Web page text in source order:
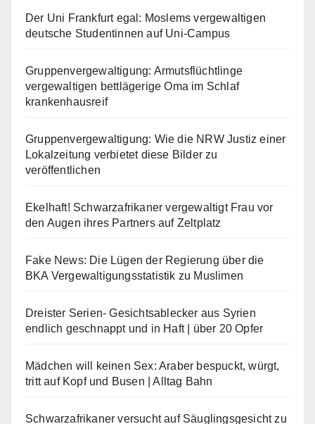
Der Uni Frankfurt egal: Moslems vergewaltigen
deutsche Studentinnen auf Uni-Campus
Gruppenvergewaltigung: Armutsflüchtlinge
vergewaltigen bettlägerige Oma im Schlaf
krankenhausreif
Gruppenvergewaltigung: Wie die NRW Justiz einer
Lokalzeitung verbietet diese Bilder zu
veröffentlichen
Ekelhaft! Schwarzafrikaner vergewaltigt Frau vor
den Augen ihres Partners auf Zeltplatz
Fake News: Die Lügen der Regierung über die
BKA Vergewaltigungsstatistik zu Muslimen
Dreister Serien- Gesichtsablecker aus Syrien
endlich geschnappt und in Haft | über 20 Opfer
Mädchen will keinen Sex: Araber bespuckt, würgt,
tritt auf Kopf und Busen | Alltag Bahn
Schwarzafrikaner versucht auf Säuglingsgesicht zu